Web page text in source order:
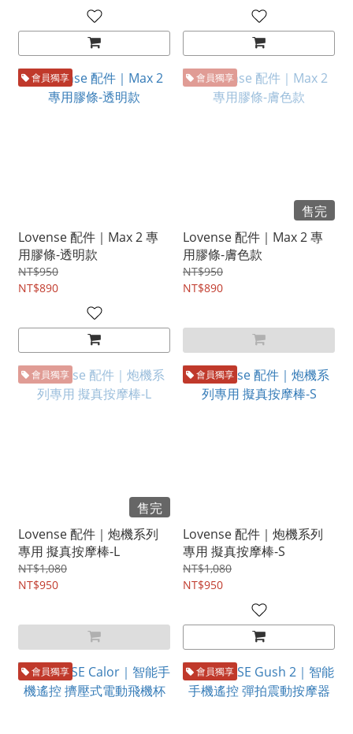
會員獨享
Lovense 配件｜Max 2 專
用膠條-透明款
NT$950
NT$890
會員獨享
售完
Lovense 配件｜Max 2 專
用膠條-膚色款
NT$950
NT$890
會員獨享
售完
Lovense 配件｜炮機系列
專用 擬真按摩棒-L
NT$1,080
NT$950
會員獨享
Lovense 配件｜炮機系列
專用 擬真按摩棒-S
NT$1,080
NT$950
會員獨享 會員獨享